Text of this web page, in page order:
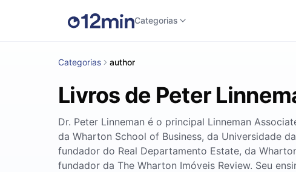
Categorias
Categorias author
Livros de Peter
Dr. Peter Linneman é o principal Linneman
da Wharton School of Business, da Universidade
fundador do Real Departamento Estate, da
fundador da The Wharton Imóveis Review. Seu